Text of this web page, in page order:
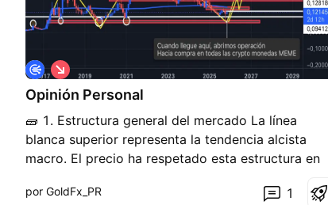
Opinión Personal
🧱 1. Estructura general del mercado La línea
blanca superior representa la tendencia alcista
macro. El precio ha respetado esta estructura en
sigue un patrón repetitivo típico de las altcoins. 📉
C
o
r
por GoldFx_PR 1